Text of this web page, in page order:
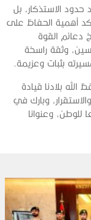
الاستذكار، بل
أهمية الحفاظ على
دعائم القوة
وثقة راسخة
بثبات وعزيمة.
بلادنا قيادة
وبارك في
للوطن، وعنوانا